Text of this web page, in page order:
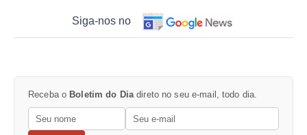
Siga-nos no
Receba o Boletim do Dia direto no seu e-mail, todo dia.